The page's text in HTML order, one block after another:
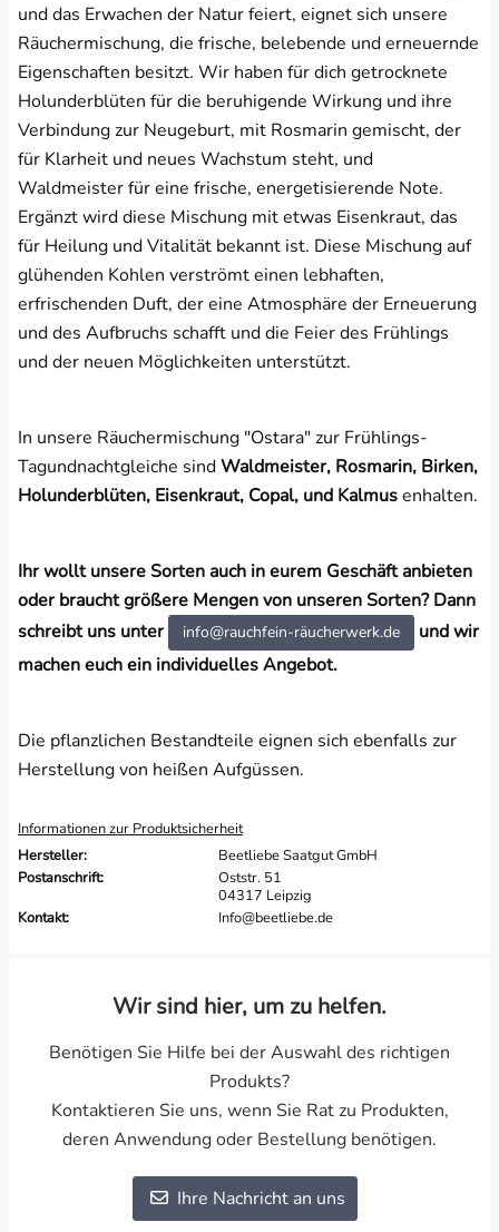
und das Erwachen der Natur feiert, eignet sich unsere
Räuchermischung, die frische, belebende und erneuernde
Eigenschaften besitzt. Wir haben für dich getrocknete
Holunderblüten für die beruhigende Wirkung und ihre
Verbindung zur Neugeburt, mit Rosmarin gemischt, der
für Klarheit und neues Wachstum steht, und
Waldmeister für eine frische, energetisierende Note.
Ergänzt wird diese Mischung mit etwas Eisenkraut, das
für Heilung und Vitalität bekannt ist. Diese Mischung auf
glühenden Kohlen verströmt einen lebhaften,
erfrischenden Duft, der eine Atmosphäre der Erneuerung
und des Aufbruchs schafft und die Feier des Frühlings
und der neuen Möglichkeiten unterstützt.
In unsere Räuchermischung "Ostara" zur Frühlings-
Tagundnachtgleiche sindWaldmeister, Rosmarin, Birken,
Holunderblüten, Eisenkraut, Copal, und Kalmusenhalten.
Ihr wollt unsere Sorten auch in eurem Geschäft anbieten
oder braucht größere Mengen von unseren Sorten? Dann
schreibt uns unter
info@rauchfein-räucherwerk.de
und wir
machen euch ein individuelles Angebot.
Die pflanzlichen Bestandteile eignen sich ebenfalls zur
Herstellung von heißen Aufgüssen.
Informationen zur Produktsicherheit
Hersteller:
Beetliebe Saatgut GmbH
Postanschrift:
Oststr. 51
04317 Leipzig
Kontakt:
Info@beetliebe.de
Wir sind hier, um zu helfen.
Benötigen Sie Hilfe bei der Auswahl des richtigen
Produkts?
Kontaktieren Sie uns, wenn Sie Rat zu Produkten,
deren Anwendung oder Bestellung benötigen.
Ihre Nachricht an uns